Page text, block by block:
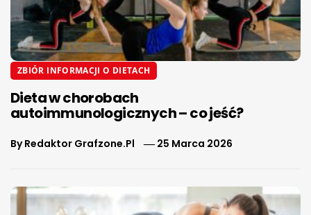
ZBIÓR INFORMACJI O DIETACH
Dieta w chorobach
autoimmunologicznych – co jeść?
ByRedaktor Grafzone.pl 25 Marca 2026